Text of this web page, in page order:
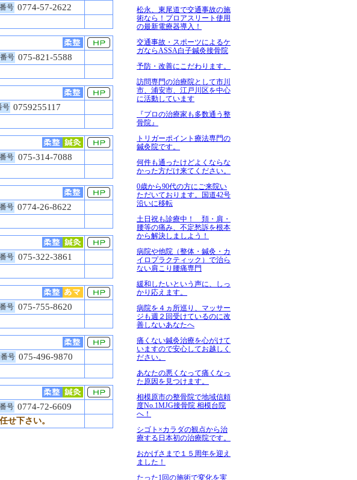
松永、東尾道で交通事故の施
術なら！プロアスリート使用
の最新電療器導入！
交通事故・スポーツによるケ
ガならASSA白子鍼灸接骨院
予防・改善にこだわります。
訪問専門の治療院として市川
市、浦安市、江戸川区を中心
に活動しています
『プロの治療家も多数通う整
骨院』
トリガーポイント療法専門の
鍼灸院です。
何件も通ったけどよくならな
かった方だけ来てください。
0歳から90代の方にご来院い
ただいております。国道42号
沿いに移転
土日祝も診療中！ 頚・肩・
腰等の痛み、不定愁訴を根本
から解決しましよう！
病院や他院（整体・鍼灸・カ
イロプラクティック）で治ら
ない肩こり腰痛専門
緩和したいという声に、しっ
かり応えます。
病院を４ヵ所巡り、マッサー
ジも週２回受けているのに改
善しないあなたへ
痛くない鍼灸治療を心がけて
いますので安心してお越しく
ださい。
あなたの悪くなって痛くなっ
た原因を見つけます。
相模原市の整骨院で地域信頼
度No.1MJG接骨院 相模台院
へ！
シゴト×カラダの観点から治
療する日本初の治療院です。
おかげさまで１５周年を迎え
ました！
たった1回の施術で変化を実
号 0774-57-2622
号 075-821-5588
号 0759255117
号 075-314-7088
号 0774-26-8622
号 075-322-3861
号 075-755-8620
号 075-496-9870
号 0774-72-6609
せ下さい。